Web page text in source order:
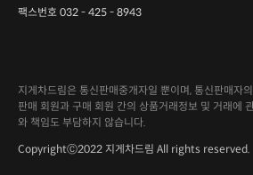
팩스번호 032 - 425 - 8943
지게차드림은 통신판매중개자일 뿐이며, 통신판매자
판매 회원과 구매 회원 간의 상품거래정보 및 거래에
와 책임도 부담하지 않습니다.
CopyrightⒸ2022 지게차드림 All rights reserved.